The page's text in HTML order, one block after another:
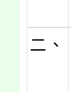
二、